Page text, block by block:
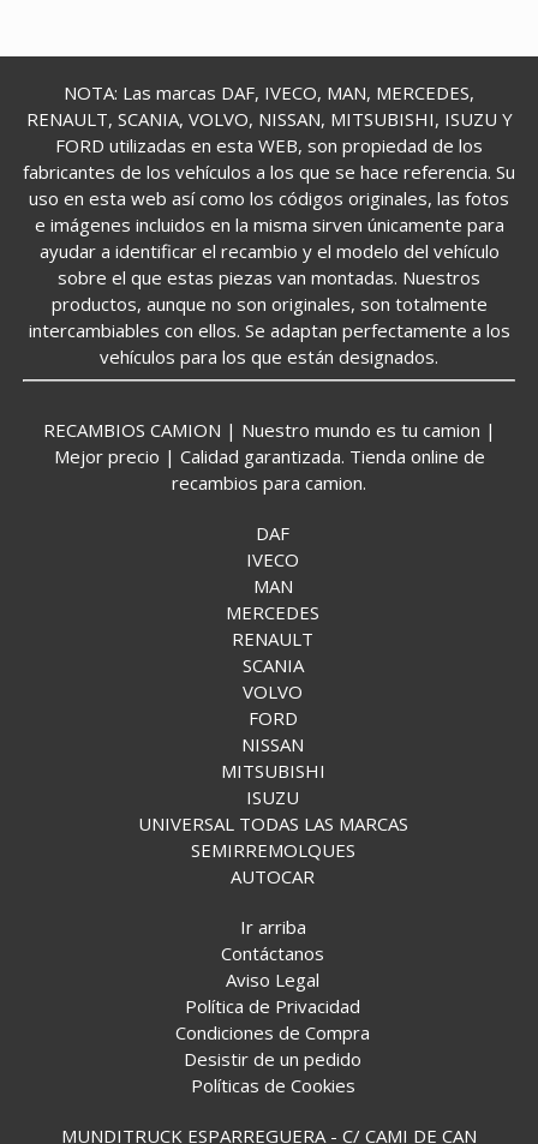
NOTA: Las marcas DAF, IVECO, MAN, MERCEDES,
RENAULT, SCANIA, VOLVO, NISSAN, MITSUBISHI, ISUZU Y
FORD utilizadas en esta WEB, son propiedad de los
fabricantes de los vehículos a los que se hace referencia. Su
uso en esta web así como los códigos originales, las fotos
e imágenes incluidos en la misma sirven únicamente para
ayudar a identificar el recambio y el modelo del vehículo
sobre el que estas piezas van montadas. Nuestros
productos, aunque no son originales, son totalmente
intercambiables con ellos. Se adaptan perfectamente a los
vehículos para los que están designados.
RECAMBIOS CAMION | Nuestro mundo es tu camion |
Mejor precio | Calidad garantizada. Tienda online de
recambios para camion.
DAF
IVECO
MAN
MERCEDES
RENAULT
SCANIA
VOLVO
FORD
NISSAN
MITSUBISHI
ISUZU
UNIVERSAL TODAS LAS MARCAS
SEMIRREMOLQUES
AUTOCAR
Ir arriba
Contáctanos
Aviso Legal
Política de Privacidad
Condiciones de Compra
Desistir de un pedido
Políticas de Cookies
MUNDITRUCK ESPARREGUERA - C/ CAMI DE CAN